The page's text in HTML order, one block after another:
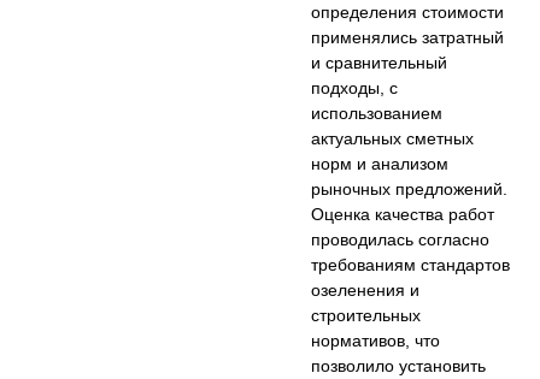
определения стоимости
применялись затратный
и сравнительный
подходы, с
использованием
актуальных сметных
норм и анализом
рыночных предложений.
Оценка качества работ
проводилась согласно
требованиям стандартов
озеленения и
строительных
нормативов, что
позволило установить